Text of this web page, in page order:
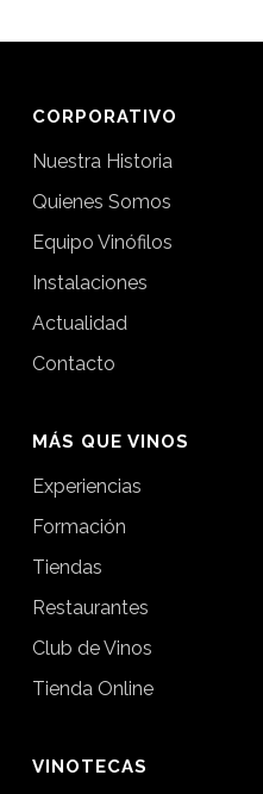
CORPORATIVO
Nuestra Historia
Quienes Somos
Equipo Vinófilos
Instalaciones
Actualidad
Contacto
MÁS QUE VINOS
Experiencias
Formación
Tiendas
Restaurantes
Club de Vinos
Tienda Online
VINOTECAS